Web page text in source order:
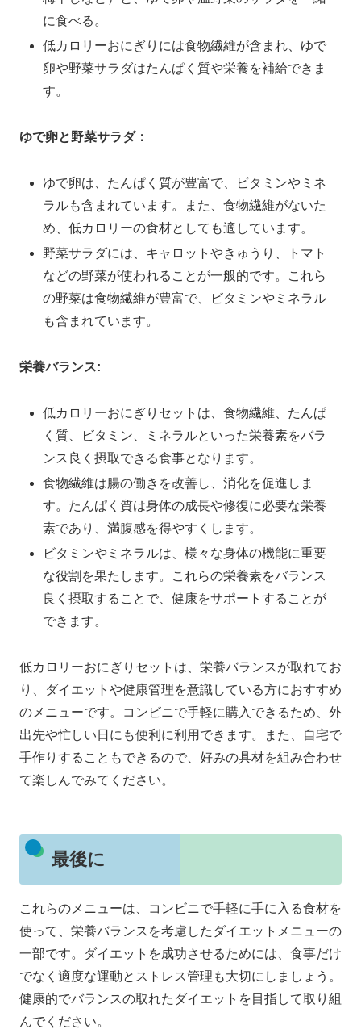
に食べる。
低カロリーおにぎりには食物繊維が含まれ、ゆで
卵や野菜サラダはたんぱく質や栄養を補給できま
す。
ゆで卵と野菜サラダ：
ゆで卵は、たんぱく質が豊富で、ビタミンやミネ
ラルも含まれています。また、食物繊維がないた
め、低カロリーの食材としても適しています。
野菜サラダには、キャロットやきゅうり、トマト
などの野菜が使われることが一般的です。これら
の野菜は食物繊維が豊富で、ビタミンやミネラル
も含まれています。
栄養バランス:
低カロリーおにぎりセットは、食物繊維、たんぱ
く質、ビタミン、ミネラルといった栄養素をバラ
ンス良く摂取できる食事となります。
食物繊維は腸の働きを改善し、消化を促進しま
す。たんぱく質は身体の成長や修復に必要な栄養
素であり、満腹感を得やすくします。
ビタミンやミネラルは、様々な身体の機能に重要
な役割を果たします。これらの栄養素をバランス
良く摂取することで、健康をサポートすることが
できます。
低カロリーおにぎりセットは、栄養バランスが取れてお
り、ダイエットや健康管理を意識している方におすすめ
のメニューです。コンビニで手軽に購入できるため、外
出先や忙しい日にも便利に利用できます。また、自宅で
手作りすることもできるので、好みの具材を組み合わせ
て楽しんでみてください。
最後に
これらのメニューは、コンビニで手軽に手に入る食材を
使って、栄養バランスを考慮したダイエットメニューの
一部です。ダイエットを成功させるためには、食事だけ
でなく適度な運動とストレス管理も大切にしましょう。
健康的でバランスの取れたダイエットを目指して取り組
んでください。